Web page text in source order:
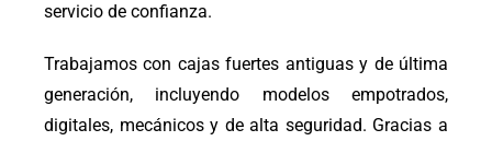
servicio de confianza.
Trabajamos con cajas fuertes antiguas y de última
generación, incluyendo modelos empotrados,
digitales, mecánicos y de alta seguridad. Gracias a